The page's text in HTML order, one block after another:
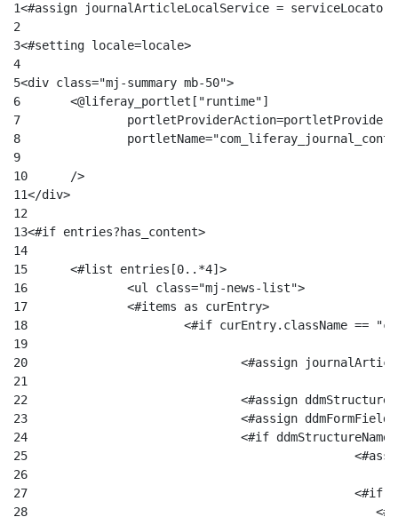
1<#assign journalArticleLocalService =
2
3<#setting locale=locale>
4
5<div class="mj-summary mb-50">
6
	<@liferay_portlet["runtime"]
7
8
9
10
	/>
11</div>
12
13<#if entries?has_content>
14
15
	<#list entries[0..*4]>
16
		<ul class="mj-news-list">
17
		<#items as curEntry>
18
<#if curEntry.className ==
19
20
21
22
<#assign
23
24
25
26
27
28